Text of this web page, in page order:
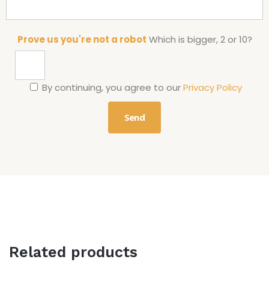
Prove us you're not a robot Which is bigger, 2 or 10?
By continuing, you agree to ourPrivacy Policy
Related products